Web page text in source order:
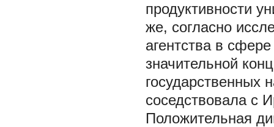
продуктивности
же, согласно
агентства в
значительной
государственных
соседствовала с
Положительная